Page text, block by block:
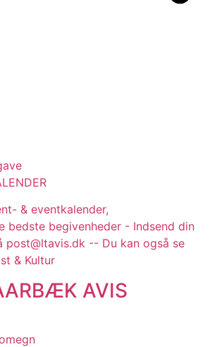
& eventkalender,
bedste begivenheder - Indsend din
post@ltavis.dk -- Du kan også se
& Kultur
AVIS